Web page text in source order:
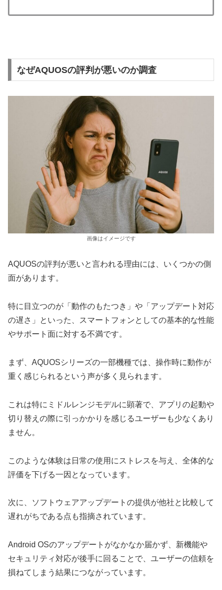
なぜAQUOSの評判が悪いのか調査
画像はイメージです
AQUOSの評判が悪いと言われる理由には、いくつかの側
面があります。
特に目立つのが「動作のもたつき」や「アップデート対応
の遅さ」といった、スマートフォンとしての基本的な性能
やサポート面に対する不満です。
まず、AQUOSシリーズの一部機種では、操作時に動作が
重く感じられるという声が多く見られます。
これは特にミドルレンジモデルに顕著で、アプリの起動や
切り替えの際に引っかかりを感じるユーザーも少なくあり
ません。
このような体験は日常の使用にストレスを与え、全体的な
評価を下げる一因となっています。
次に、ソフトウェアアップデートの提供が他社と比較して
遅れがちである点も指摘されています。
Android OSのアップデートがなかなか届かず、新機能や
セキュリティ対応が後手に回ることで、ユーザーの信頼を
損ねてしまう結果につながっています。